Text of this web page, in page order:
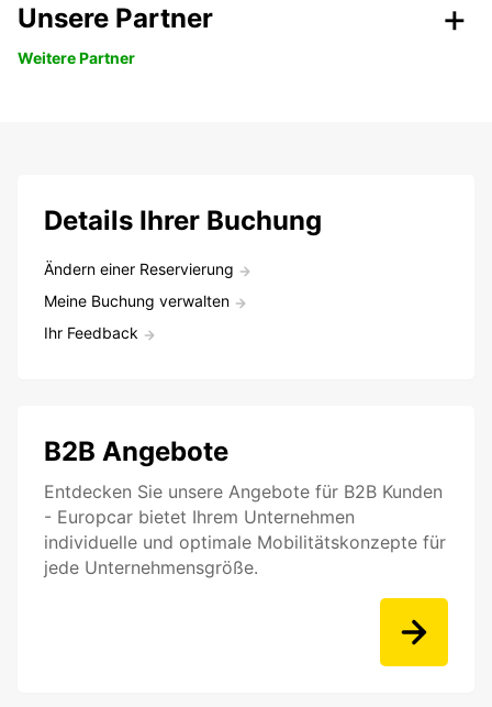
Unsere Partner
Weitere Partner
Details Ihrer Buchung
Ändern einer Reservierung
Meine Buchung verwalten
Ihr Feedback
B2B Angebote
Entdecken Sie unsere Angebote für B2B Kunden
- Europcar bietet Ihrem Unternehmen
individuelle und optimale Mobilitätskonzepte für
jede Unternehmensgröße.